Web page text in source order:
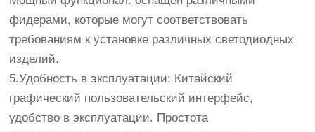
фидерами, которые могут соответствовать
требованиям к установке различных светодиодных
изделий.
5.Удобность в эксплуатации: Китайский
графический пользовательский интерфейс,
удобство в эксплуатации. Простота